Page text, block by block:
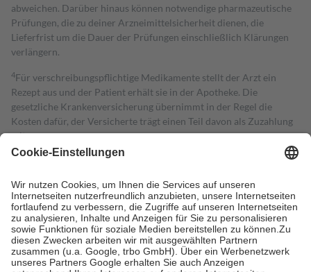
abweichen. Darüber hinaus können notwendige pharmazeutische
Prüfungen, die zu deiner Arzneimittelsicherheit dienen, die
Lieferfrist um die Dauer der Prüfungen einschließlich Klärungen
verlängern.
4Für verschreibungspflichtige Medikamente stellt der Arzt ein
Rezept aus und der Patient erhält sie in der Apotheke. Die
gesetzliche Krankenversicherung übernimmt in der Regel die
Kosten dafür, der Versicherte trägt einen Teil davon als Zuzahlung
mit.
Grundsätzlich leisten Mitglieder Zuzahlungen in Höhe von zehn
höchstens zehn Euro.
Es sind jedoch nie mehr als die tatsächlichen
Kosten der Leistung zu entrichten.
Diese Regeln gelten grundsätzlich auch für Online-Apotheken.
Bei Heilmitteln und häuslicher Krankenpflege beträgt die
Zuzahlung zehn Prozent der Kosten sowie zehn Euro je
Verordnung.
Um das Engagement der Versicherten für ihre eigene Gesundheit zu